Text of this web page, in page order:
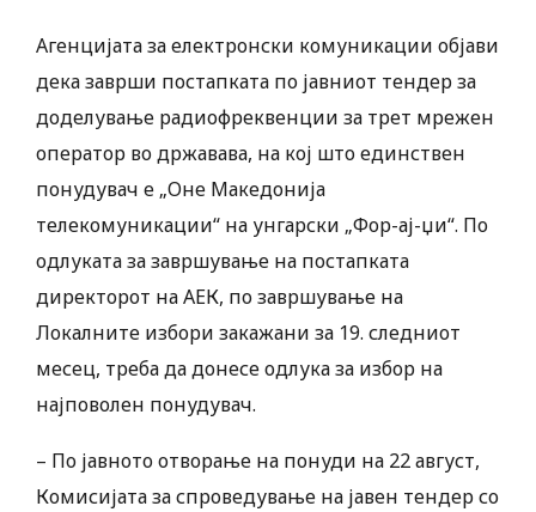
Агенцијата за електронски комуникации објави
дека заврши постапката по јавниот тендер за
доделување радиофреквенции за трет мрежен
оператор во државава, на кој што единствен
понудувач е „Оне Македонија
телекомуникации“ на унгарски „Фор-ај-џи“. По
одлуката за завршување на постапката
директорот на АЕК, по завршување на
Локалните избори закажани за 19. следниот
месец, треба да донесе одлука за избор на
најповолен понудувач.
– По јавното отворање на понуди на 22 август,
Комисијата за спроведување на јавен тендер со